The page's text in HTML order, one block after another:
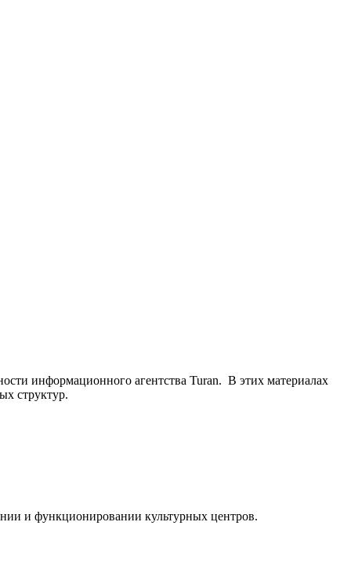
информационного агентства Turan. В этих материалах
структур.
и функционировании культурных центров.